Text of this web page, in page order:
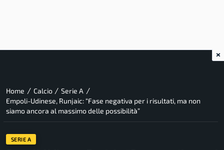
Home / Calcio / Serie A /
Empoli-Udinese, Runjaic: “Fase negativa per i risultati, ma non
siamo ancora al massimo delle possibilità”
SERIE A
×